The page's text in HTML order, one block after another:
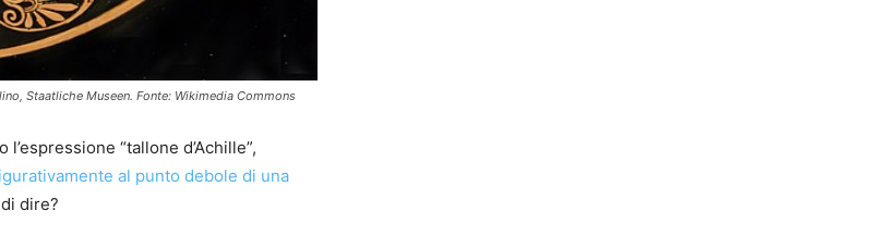
Staatliche Museen. Fonte: Wikimedia Commons
“tallone d’Achille”,
al punto debole di una
dire?